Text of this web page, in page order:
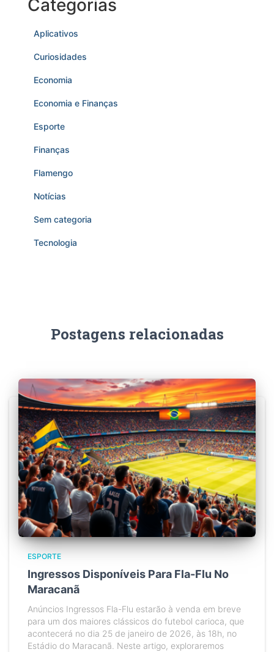
Categorias
Aplicativos
Curiosidades
Economia
Economia e Finanças
Esporte
Finanças
Flamengo
Notícias
Sem categoria
Tecnologia
Postagens relacionadas
ESPORTE
Ingressos Disponíveis Para Fla-Flu No
Maracanã
Anúncios Ingressos Fla-Flu estarão à venda em breve
para um dos maiores clássicos do futebol carioca, que
acontecerá no dia 25 de janeiro de 2026, às 18h, no
Estádio do Maracanã. Neste artigo, exploraremos